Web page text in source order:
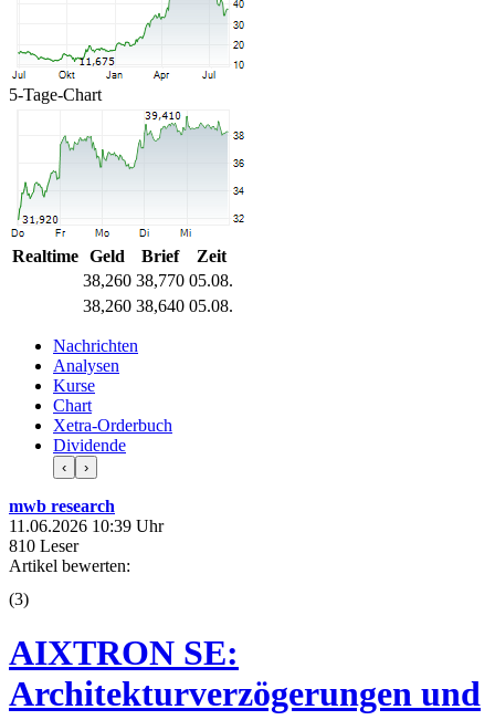
5-Tage-Chart
Realtime Geld Brief
Zeit
38,260 38,770 05.08.
38,260 38,640 05.08.
Nachrichten
Analysen
Kurse
Chart
Xetra-Orderbuch
Dividende
‹ ›
mwb research
11.06.2026 10:39 Uhr
810 Leser
Artikel bewerten:
(3)
AIXTRON SE:
Architekturverzögerungen und